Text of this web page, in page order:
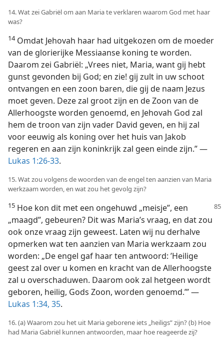
14. Wat zei Gabriël om aan Maria te verklaren waarom God met haar
was?
14Omdat Jehovah haar had uitgekozen om de moeder
van de glorierijke Messiaanse koning te worden.
Daarom zei Gabriël: „Vrees niet, Maria, want gij hebt
gunst gevonden bij God; en zie! gij zult in uw schoot
ontvangen en een zoon baren, die gij de naam Jezus
moet geven. Deze zal groot zijn en de Zoon van de
Allerhoogste worden genoemd, en Jehovah God zal
hem de troon van zijn vader David geven, en hij zal
voor eeuwig als koning over het huis van Jakob
regeren en aan zijn koninkrijk zal geen einde zijn.” —
Lukas 1:26-33.
15. Wat zou volgens de woorden van de engel ten aanzien van Maria
werkzaam worden, en wat zou het gevolg zijn?
15 Hoe kon dit met een ongehuwd „meisje”, een
„maagd”, gebeuren? Dit was Maria’s vraag, en dat zou
ook onze vraag zijn geweest. Laten wij nu derhalve
opmerken wat ten aanzien van Maria werkzaam zou
worden: „De engel gaf haar ten antwoord: ’Heilige
geest zal over u komen en kracht van de Allerhoogste
zal u overschaduwen. Daarom ook zal hetgeen wordt
geboren, heilig, Gods Zoon, worden genoemd.’” —
Lukas 1:34, 35.
16. (a) Waarom zou het uit Maria geborene iets „heiligs” zijn? (b) Hoe
had Maria Gabriël kunnen antwoorden, maar hoe reageerde zij?